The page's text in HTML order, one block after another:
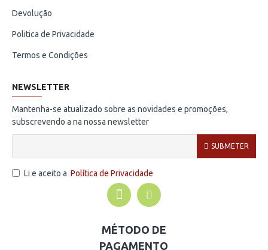
Devolução
Politica de Privacidade
Termos e Condições
NEWSLETTER
Mantenha-se atualizado sobre as novidades e promoções,
subscrevendo a na nossa newsletter
SUBMETER
Li e aceito a Política de Privacidade
MÉTODO DE
PAGAMENTO